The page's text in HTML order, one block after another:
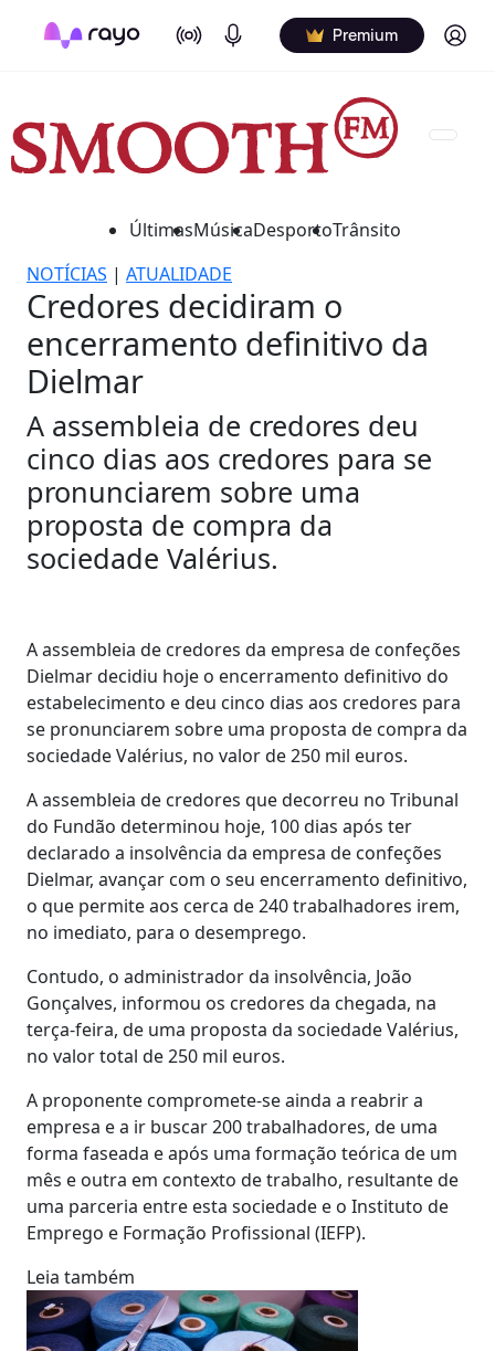
On Air Podcasts Premium Log in
ÚltimasMúsicaDesportoTrânsito
NOTÍCIAS | ATUALIDADE
Credores decidiram o
encerramento definitivo da
Dielmar
A assembleia de credores deu
cinco dias aos credores para se
pronunciarem sobre uma
proposta de compra da
sociedade Valérius.
A assembleia de credores da empresa de confeções
Dielmar decidiu hoje o encerramento definitivo do
estabelecimento e deu cinco dias aos credores para
se pronunciarem sobre uma proposta de compra da
sociedade Valérius, no valor de 250 mil euros.
A assembleia de credores que decorreu no Tribunal
do Fundão determinou hoje, 100 dias após ter
declarado a insolvência da empresa de confeções
Dielmar, avançar com o seu encerramento definitivo,
o que permite aos cerca de 240 trabalhadores irem,
no imediato, para o desemprego.
Contudo, o administrador da insolvência, João
Gonçalves, informou os credores da chegada, na
terça-feira, de uma proposta da sociedade Valérius,
no valor total de 250 mil euros.
A proponente compromete-se ainda a reabrir a
empresa e a ir buscar 200 trabalhadores, de uma
forma faseada e após uma formação teórica de um
mês e outra em contexto de trabalho, resultante de
uma parceria entre esta sociedade e o Instituto de
Emprego e Formação Profissional (IEFP).
Leia também